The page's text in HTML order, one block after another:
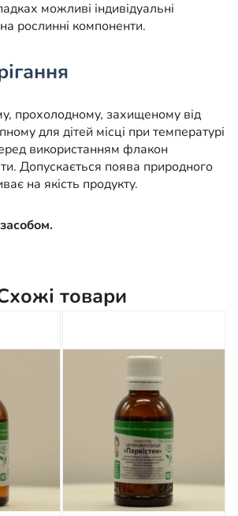
можливі індивідуальні
на рослинні компоненти.
прохолодному, захищеному від
для дітей місці при температурі
використанням флакон
Допускається поява природного
на якість продукту.
товари